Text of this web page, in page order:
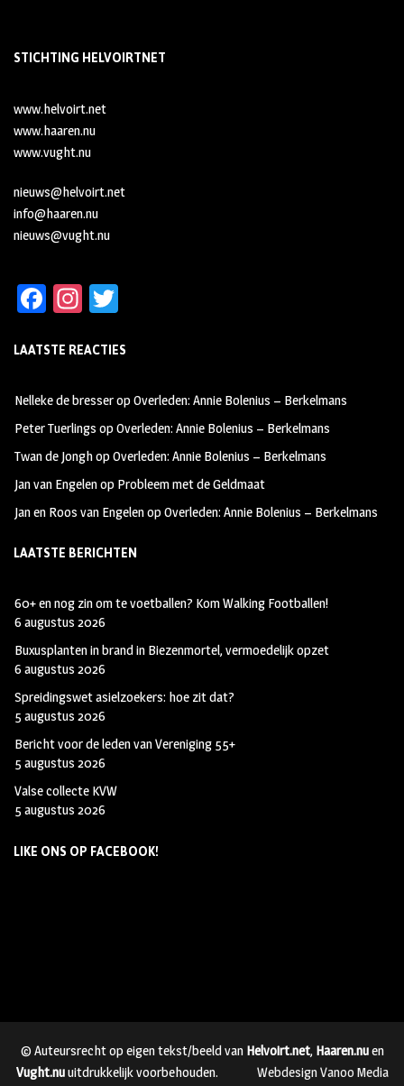
STICHTING HELVOIRTNET
www.helvoirt.net
www.haaren.nu
www.vught.nu
nieuws@helvoirt.net
info@haaren.nu
nieuws@vught.nu
Fa
b
oo
k
In
ag
m
tt
LAATSTE REACTIES
Nelleke de bresseropOverleden: Annie Bolenius – Berkelmans
Peter Tuerlings opOverleden: Annie Bolenius – Berkelmans
Twan de JonghopOverleden: Annie Bolenius – Berkelmans
Jan van Engelenop Probleem met de Geldmaat
Jan en Roos van EngelenopOverleden: Annie Bolenius – Berkelmans
LAATSTE BERICHTEN
60+ en nog zin om te voetballen? Kom Walking Footballen!
6 augustus 2026
Buxusplanten in brand in Biezenmortel, vermoedelijk opzet
6 augustus 2026
Spreidingswet asielzoekers: hoe zit dat?
5 augustus 2026
Bericht voor de leden van Vereniging 55+
5 augustus 2026
Valse collecte KVW
5 augustus 2026
LIKE ONS OP FACEBOOK!
© Auteursrecht op eigen tekst/beeld van Helvoirt.net, Haaren.nuen
Vught.nuuitdrukkelijk voorbehouden.
Webdesign Vanoo Media